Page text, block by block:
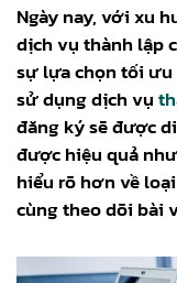
Ngày nay, với xu
dịch vụ thành lập
sự lựa chọn tối
sử dụng dịch vụ
đăng ký sẽ được
được hiệu quả
hiểu rõ hơn về
cùng theo dõi bài